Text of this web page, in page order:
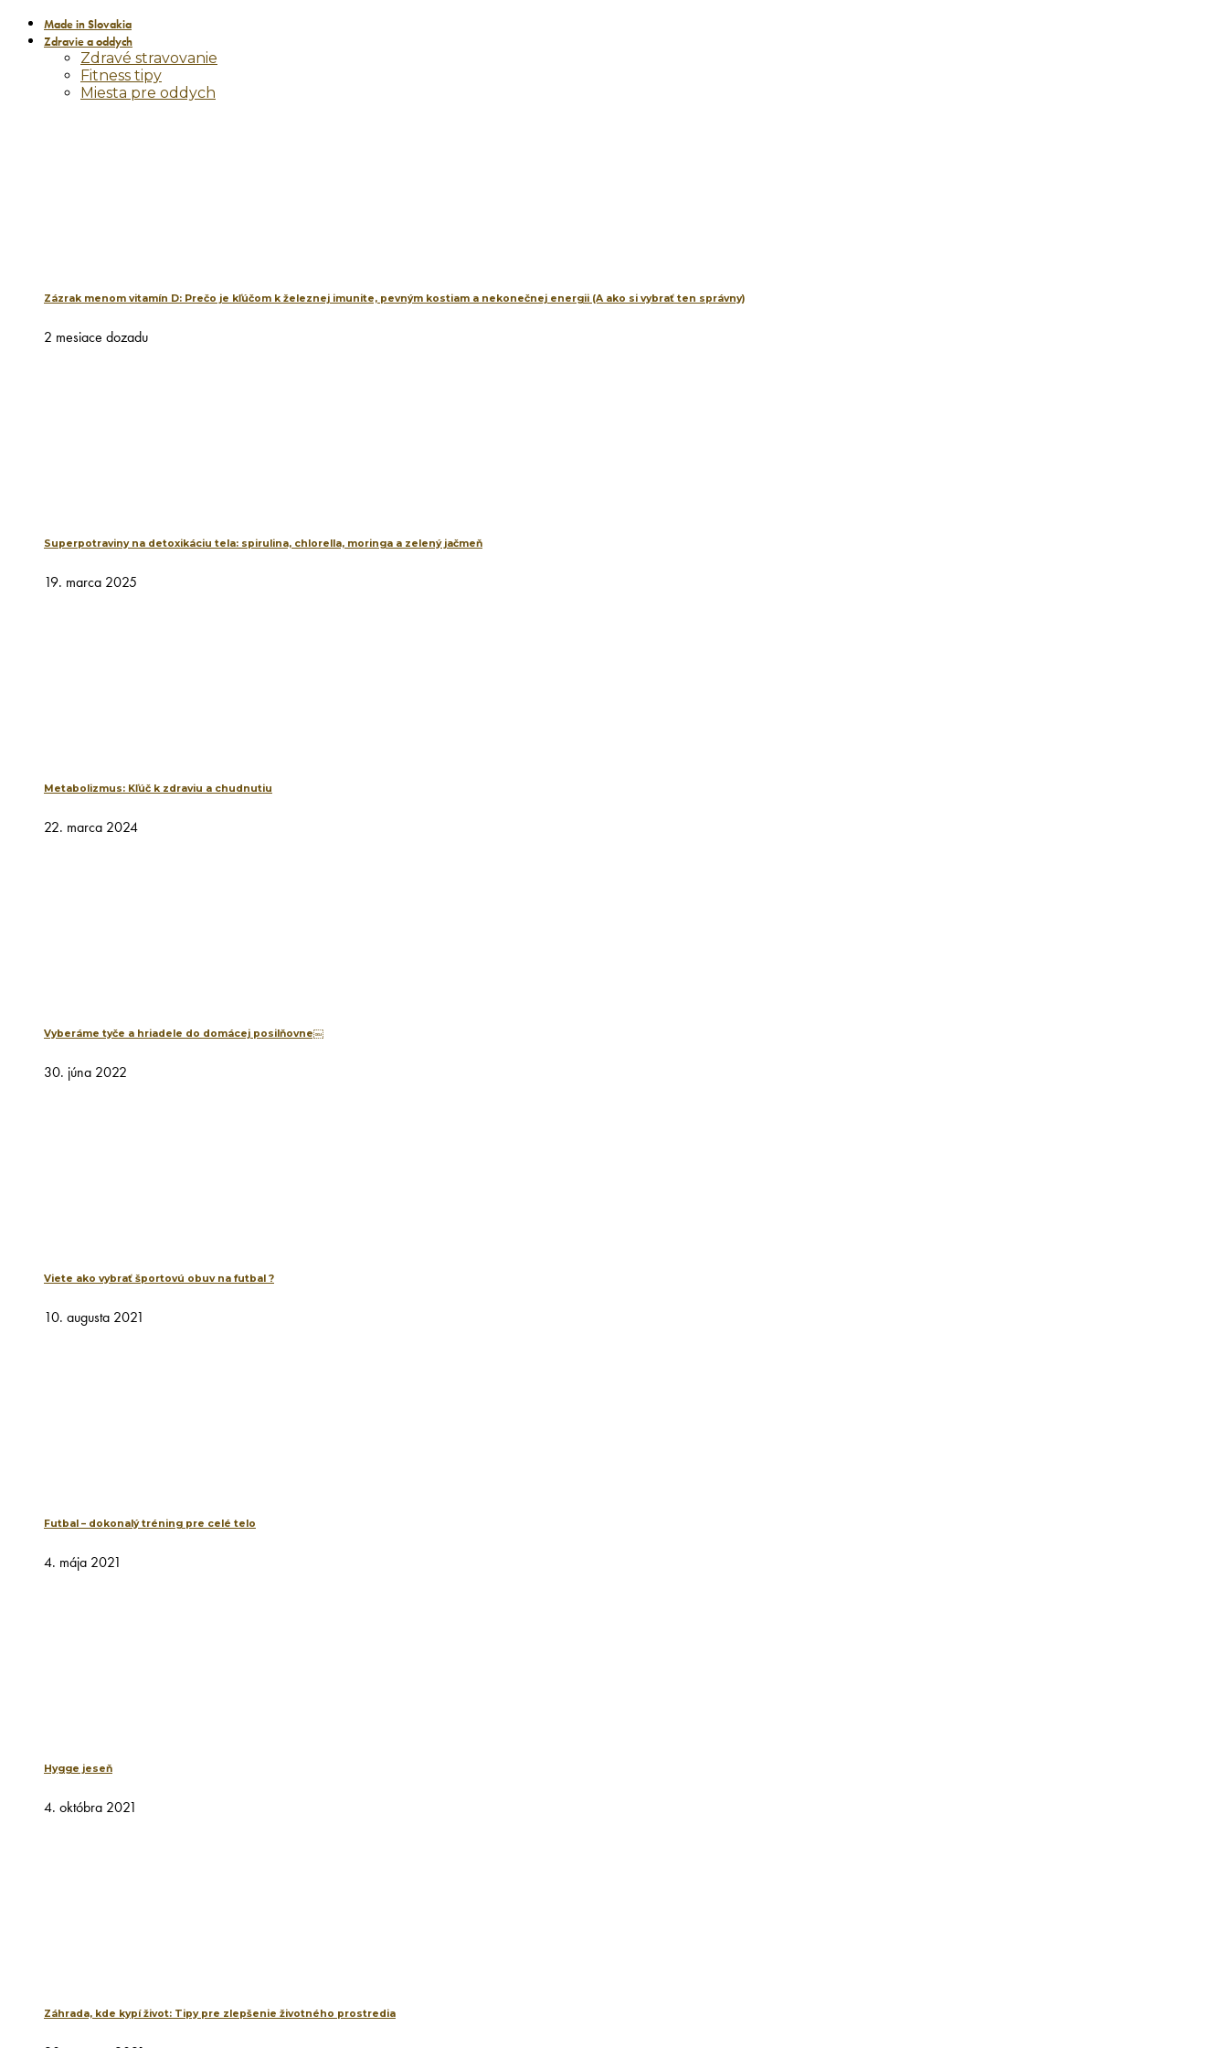
Made in Slovakia
Zdravie a oddych
Zdravé stravovanie
Fitness tipy
Miesta pre oddych
Zázrak menom vitamín D: Prečo je kľúčom k železnej imunite, pevným kostiam a nekonečnej energii (A ako si vybrať ten správny)
2 mesiace dozadu
Superpotraviny na detoxikáciu tela: spirulina, chlorella, moringa a zelený jačmeň
19. marca 2025
Metabolizmus: Kľúč k zdraviu a chudnutiu
22. marca 2024
Vyberáme tyče a hriadele do domácej posilňovne￼
30. júna 2022
Viete ako vybrať športovú obuv na futbal ?
10. augusta 2021
Futbal – dokonalý tréning pre celé telo
4. mája 2021
Hygge jeseň
4. októbra 2021
Záhrada, kde kypí život: Tipy pre zlepšenie životného prostredia